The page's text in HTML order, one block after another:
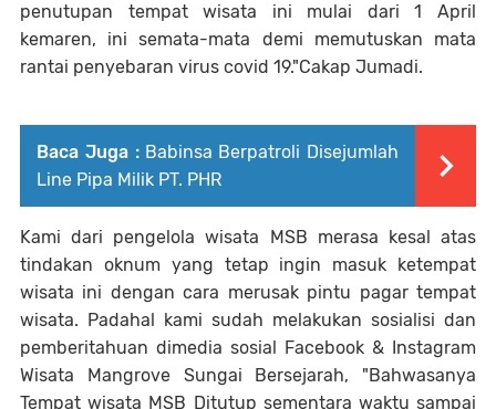
penutupan tempat wisata ini mulai dari 1 April
kemaren, ini semata-mata demi memutuskan mata
rantai penyebaran virus covid 19."Cakap Jumadi.
Baca Juga : Babinsa Berpatroli Disejumlah
Line Pipa Milik PT. PHR
Kami dari pengelola wisata MSB merasa kesal atas
tindakan oknum yang tetap ingin masuk ketempat
wisata ini dengan cara merusak pintu pagar tempat
wisata. Padahal kami sudah melakukan sosialisi dan
pemberitahuan dimedia sosial Facebook & Instagram
Wisata Mangrove Sungai Bersejarah, "Bahwasanya
Tempat wisata MSB Ditutup sementara waktu sampai